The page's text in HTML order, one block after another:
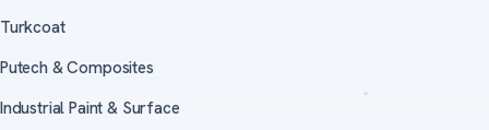
Turkcoat
Putech & Composites
Industrial Paint & Surface